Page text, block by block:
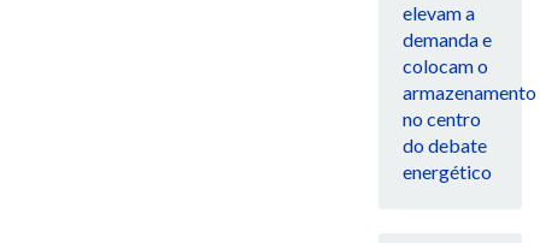
elevam a
demanda e
colocam o
armazenamento
no centro
do debate
energético